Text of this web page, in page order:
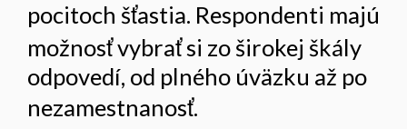
pocitoch šťastia. Respondenti majú
možnosť vybrať si zo širokej škály
odpovedí, od plného úväzku až po
nezamestnanosť.